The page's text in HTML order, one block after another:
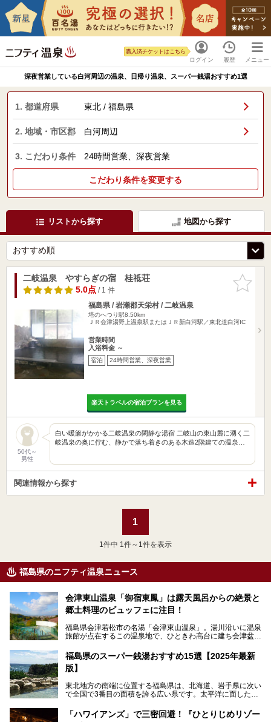
ログイン
購入済チケットはこちら
履歴 メニュー
深夜営業している白河周辺の温泉、日帰り温泉、スーパー銭湯おすすめ1選
1. 都道府県 東北 / 福島県
2. 地域・市区郡 白河周辺
3. こだわり条件 24時間営業、深夜営業
こだわり条件を変更する
リストから探す 地図から探す
お気に入
りに追加
二岐温泉 やすらぎの宿 桂祗荘
5.0点/ 1 件
福島県 / 岩瀬郡天栄村 / 二岐温泉
塔のへつり駅8.50km
ＪＲ会津湯野上温泉駅またはＪＲ新白河駅／東北道白河IC
営業時間
入浴料金 ～
宿泊 24時間営業、深夜営業
楽天トラベルの宿泊プランを見る
50代～
男性
白い暖簾がかかる二岐温泉の閑静な湯宿 二岐山の東山麓に湧く二
岐温泉の奥に佇む、静かで落ち着きのある木造2階建ての温泉…
関連情報から探す
1
1 件中 1件～1件を表示
福島県のニフティ温泉ニュース
会津東山温泉「御宿東鳳」は露天風呂からの絶景と
郷土料理のビュッフェに注目！
福島県会津若松市の名湯「会津東山温泉」。湯川沿いに温泉
旅館が点在するこの温泉地で、ひときわ高台に建ち会津盆地
ELS & RESORTSの「御宿東鳳」です。
大浴場は「宙の湯」「棚雲の湯」の2つ。いずれも素晴らし
の郷土料理など夕朝食の美味しさも評判。人気のこのお宿の
過ごし方を徹底紹介いたします。
───
福島県のスーパー銭湯おすすめ15選【2025年最新
版】
東北地方の南端に位置する福島県は、北海道、岩手県に次い
で全国で3番目の面積を誇る広い県です。太平洋に面した
る「中通り」、磐梯山や猪苗代湖、五色沼、尾瀬湿原などが
ある「会津地方」まで、変化に富んだ自然を楽しめるのが魅
「ハワイアンズ」で三密回避！『ひとりじめリゾー